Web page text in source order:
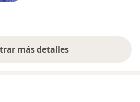
más detalles
sobre la experiencia